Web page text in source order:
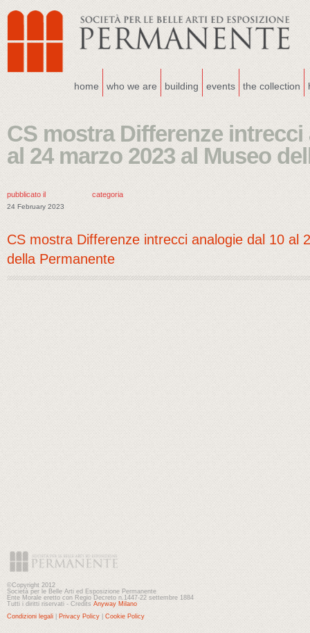
home who we are building events the collection
CS mostra Differenze intrecci
al 24 marzo 2023 al Museo
pubblicato il
24 February 2023
categoria
CS mostra Differenze intrecci analogie dal 10 al
della Permanente
©Copyright 2012
Società per le Belle Arti ed Esposizione Permanente
Ente Morale eretto con Regio Decreto n.1447-22 settembre 1884
Tutti i diritti riservati - Credits Anyway Milano
Condizioni legali
Privacy Policy Cookie Policy